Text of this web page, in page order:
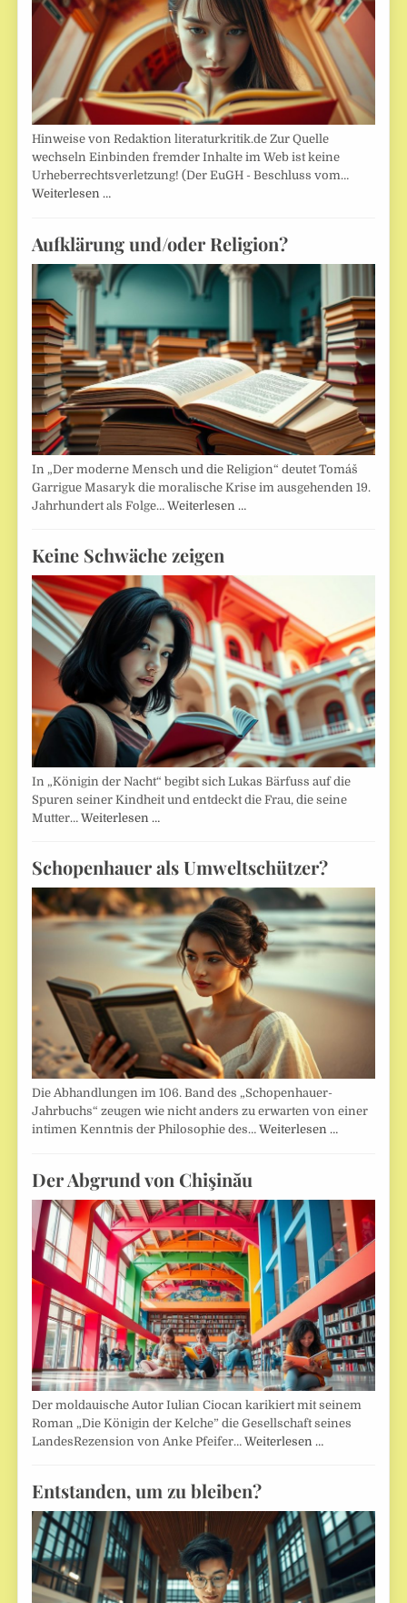
Hinweise von Redaktion literaturkritik.de Zur Quelle
wechseln Einbinden fremder Inhalte im Web ist keine
Urheberrechtsverletzung! (Der EuGH - Beschluss vom…
Weiterlesen …
Aufklärung und/oder Religion?
In „Der moderne Mensch und die Religion“ deutet Tomáš
Garrigue Masaryk die moralische Krise im ausgehenden 19.
Jahrhundert als Folge…Weiterlesen …
Keine Schwäche zeigen
In „Königin der Nacht“ begibt sich Lukas Bärfuss auf die
Spuren seiner Kindheit und entdeckt die Frau, die seine
Mutter…Weiterlesen …
Schopenhauer als Umweltschützer?
Die Abhandlungen im 106. Band des „Schopenhauer-
Jahrbuchs“ zeugen wie nicht anders zu erwarten von einer
intimen Kenntnis der Philosophie des…Weiterlesen …
Der Abgrund von Chişinău
Der moldauische Autor Iulian Ciocan karikiert mit seinem
Roman „Die Königin der Kelche” die Gesellschaft seines
LandesRezension von Anke Pfeifer…Weiterlesen …
Entstanden, um zu bleiben?